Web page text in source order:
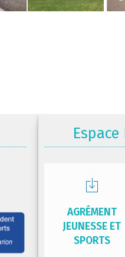
AGRÉMENT
JEUNESSE ET
SPORTS